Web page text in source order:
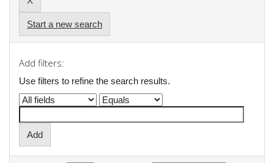
Start a new search
Add filters:
Use filters to refine the search results.